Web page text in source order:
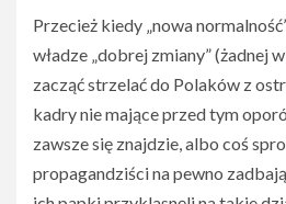
Przecież kiedy „nowa
władze „dobrej zmiany” (żadnej
zacząć strzelać do Polaków z
kadry nie mające przed tym
zawsze się znajdzie, albo coś
propagandziści na pewno